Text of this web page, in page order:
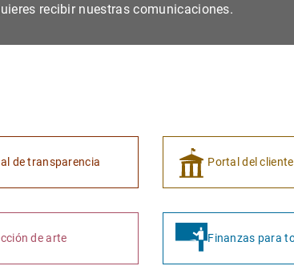
recibir nuestras comunicaciones.
de transparencia Portal del
de arte Finanzas para